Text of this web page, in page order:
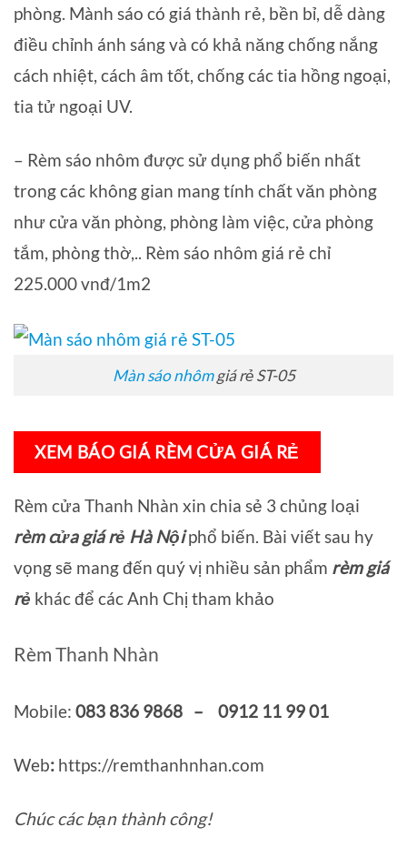
phòng. Mành sáo có giá thành rẻ, bền bỉ, dễ dàng
điều chỉnh ánh sáng và có khả năng chống nắng
cách nhiệt, cách âm tốt, chống các tia hồng ngoại,
tia tử ngoại UV.
– Rèm sáo nhôm được sử dụng phổ biến nhất
trong các không gian mang tính chất văn phòng
như cửa văn phòng, phòng làm việc, cửa phòng
tắm, phòng thờ,.. Rèm sáo nhôm giá rẻ chỉ
225.000 vnđ/1m2
Màn sáo nhômgiá rẻ ST-05
XEM BÁO GIÁ RÈM CỬA GIÁ RẺ
Rèm cửa Thanh Nhàn xin chia sẻ 3 chủng loại
rèm cửa giá rẻ Hà Nộiphổ biến. Bài viết sau hy
vọng sẽ mang đến quý vị nhiều sản phẩm rèm giá
rẻ khác để các Anh Chị tham khảo
Rèm Thanh Nhàn
Mobile: 083 836 9868 – 0912 11 99 01
Web: https://remthanhnhan.com
Chúc các bạn thành công!